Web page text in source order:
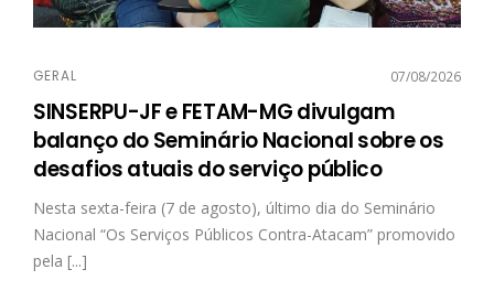
GERAL 07/08/2026
SINSERPU-JF e FETAM-MG divulgam
balanço do Seminário Nacional sobre os
desafios atuais do serviço público
Nesta sexta-feira (7 de agosto), último dia do Seminário
Nacional “Os Serviços Públicos Contra-Atacam” promovido
pela [...]